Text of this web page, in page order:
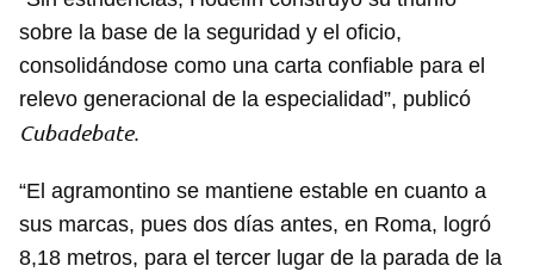
sobre la base de la seguridad y el oficio,
consolidándose como una carta confiable para el
relevo generacional de la especialidad”, publicó
Cubadebate.
“El agramontino se mantiene estable en cuanto a
sus marcas, pues dos días antes, en Roma, logró
8,18 metros, para el tercer lugar de la parada de la